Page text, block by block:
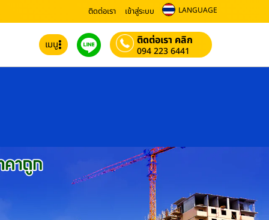
ติดต่อเรา เข้าสู่ระบบ LANGUAGE
เมนู ติดต่อเรา คลิก
094 223 6441